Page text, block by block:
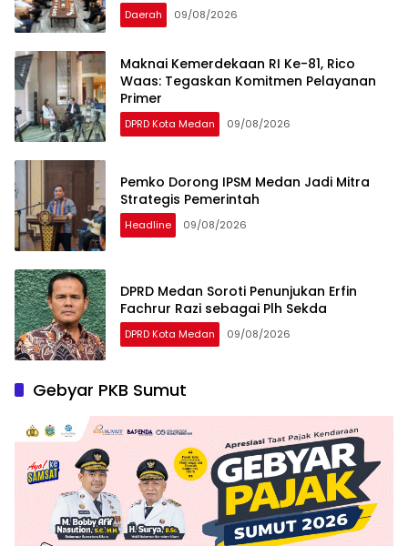
Daerah 09/08/2026
Maknai Kemerdekaan RI Ke-81, Rico
Waas: Tegaskan Komitmen Pelayanan
Primer
DPRD Kota Medan 09/08/2026
Pemko Dorong IPSM Medan Jadi Mitra
Strategis Pemerintah
Headline 09/08/2026
DPRD Medan Soroti Penunjukan Erfin
Fachrur Razi sebagai Plh Sekda
DPRD Kota Medan 09/08/2026
Gebyar PKB Sumut